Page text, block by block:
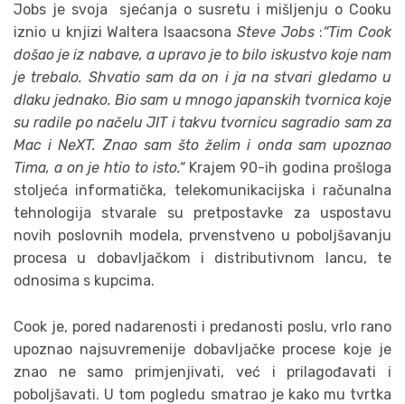
Jobs je svoja sjećanja o susretu i mišljenju o Cooku
iznio u knjizi Waltera Isaacsona Steve Jobs :“Tim Cook
došao je iz nabave, a upravo je to bilo iskustvo koje nam
je trebalo. Shvatio sam da on i ja na stvari gledamo u
dlaku jednako. Bio sam u mnogo japanskih tvornica koje
su radile po načelu JIT i takvu tvornicu sagradio sam za
Mac i NeXT. Znao sam što želim i onda sam upoznao
Tima, a on je htio to isto.“ Krajem 90-ih godina prošloga
stoljeća informatička, telekomunikacijska i računalna
tehnologija stvarale su pretpostavke za uspostavu
novih poslovnih modela, prvenstveno u poboljšavanju
procesa u dobavljačkom i distributivnom lancu, te
odnosima s kupcima.
Cook je, pored nadarenosti i predanosti poslu, vrlo rano
upoznao najsuvremenije dobavljačke procese koje je
znao ne samo primjenjivati, već i prilagođavati i
poboljšavati. U tom pogledu smatrao je kako mu tvrtka